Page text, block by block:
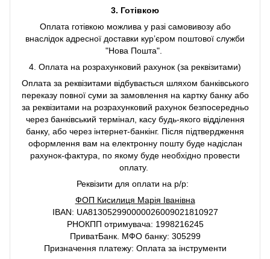
3. Готівкою
Оплата готівкою можлива у разі самовивозу або
внаслідок адресної доставки курʼєром поштової служби
"Нова Пошта".
4. Оплата на розрахунковий рахунок (за реквізитами)
Оплата за реквізитами відбувається шляхом банківського
переказу повної суми за замовлення на картку банку або
за реквізитами на розрахунковий рахунок безпосередньо
через банківський термінал, касу будь-якого відділення
банку, або через інтернет-банкінг. Після підтвердження
оформлення вам на електронну пошту буде надіслан
рахунок-фактура, по якому буде необхідно провести
оплату.
Реквізити для оплати на р/р:
ФОП Кисилиця Марія Іванівна
IBAN: UA813052990000026009021810927
РНОКПП отримувача: 1998216245
ПриватБанк. МФО банку: 305299
Призначення платежу: Оплата за інструменти